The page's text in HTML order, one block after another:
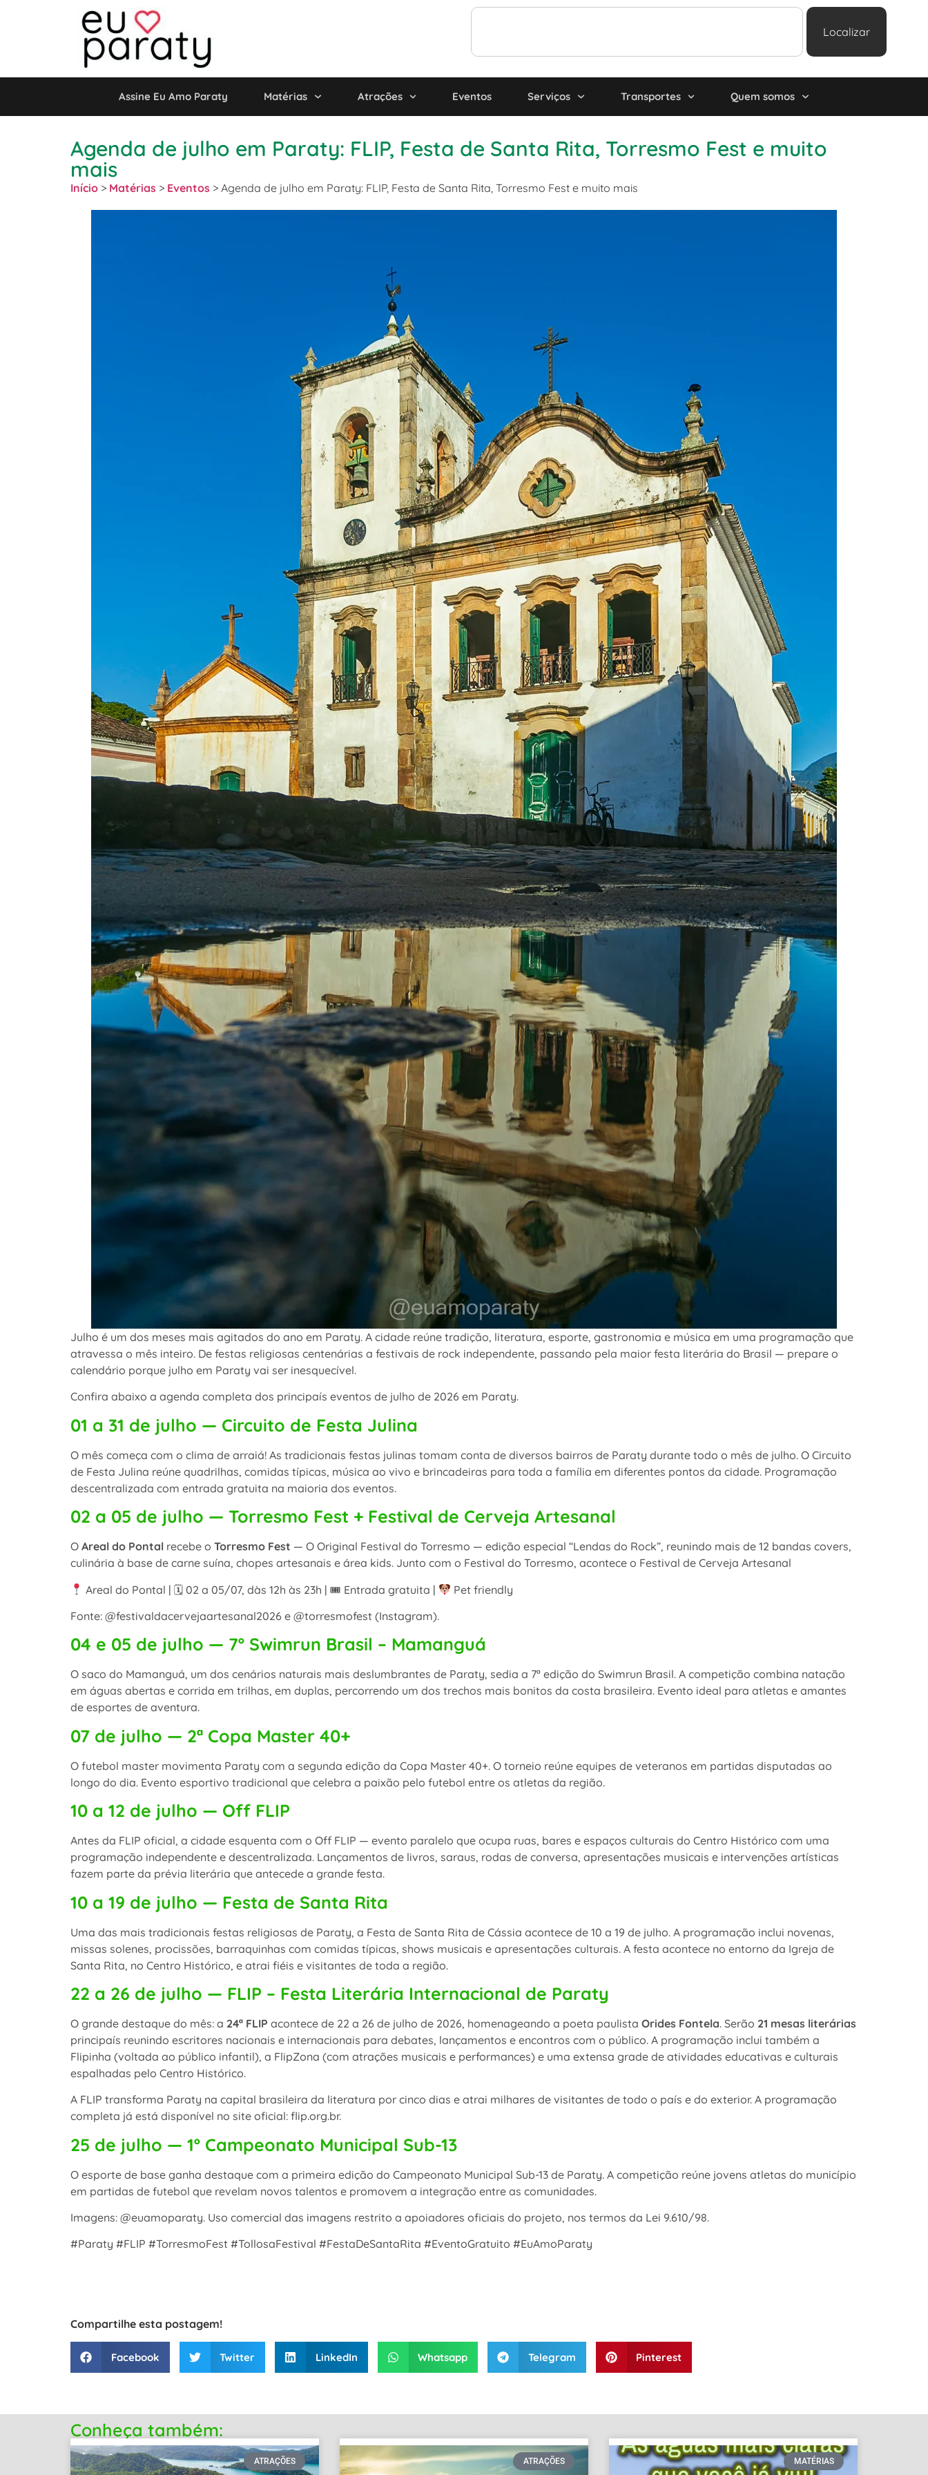
Localizar
Assine Eu Amo Paraty Matérias Atrações Eventos Serviços Transportes Quem somos
Agenda de julho em Paraty: FLIP, Festa de Santa Rita, Torresmo Fest e muito
mais
Início > Matérias > Eventos > Agenda de julho em Paraty: FLIP, Festa de Santa Rita, Torresmo Fest e muito mais
Julho é um dos meses mais agitados do ano em Paraty. A cidade reúne tradição, literatura, esporte, gastronomia e música em uma programação que
atravessa o mês inteiro. De festas religiosas centenárias a festivais de rock independente, passando pela maior festa literária do Brasil — prepare o
calendário porque julho em Paraty vai ser inesquecível.
Confira abaixo a agenda completa dos principaís eventos de julho de 2026 em Paraty.
01 a 31 de julho — Circuito de Festa Julina
O mês começa com o clima de arraiá! As tradicionais festas julinas tomam conta de diversos bairros de Paraty durante todo o mês de julho. O Circuito
de Festa Julina reúne quadrilhas, comidas típicas, música ao vivo e brincadeiras para toda a família em diferentes pontos da cidade. Programação
descentralizada com entrada gratuita na maioria dos eventos.
02 a 05 de julho — Torresmo Fest + Festival de Cerveja Artesanal
O Areal do Pontal recebe o Torresmo Fest — O Original Festival do Torresmo — edição especial “Lendas do Rock”, reunindo mais de 12 bandas covers,
culinária à base de carne suína, chopes artesanais e área kids. Junto com o Festival do Torresmo, acontece o Festival de Cerveja Artesanal
Areal do Pontal | 🗓 02 a 05/07, dàs 12h às 23h | 🎟 Entrada gratuita |
Pet friendly
Fonte: @festivaldacervejaartesanal2026 e @torresmofest (Instagram).
04 e 05 de julho — 7º Swimrun Brasil – Mamanguá
O saco do Mamanguá, um dos cenários naturais mais deslumbrantes de Paraty, sedia a 7ª edição do Swimrun Brasil. A competição combina natação
em águas abertas e corrida em trilhas, em duplas, percorrendo um dos trechos mais bonitos da costa brasileira. Evento ideal para atletas e amantes
de esportes de aventura.
07 de julho — 2ª Copa Master 40+
O futebol master movimenta Paraty com a segunda edição da Copa Master 40+. O torneio reúne equipes de veteranos em partidas disputadas ao
longo do dia. Evento esportivo tradicional que celebra a paixão pelo futebol entre os atletas da região.
10 a 12 de julho — Off FLIP
Antes da FLIP oficial, a cidade esquenta com o Off FLIP — evento paralelo que ocupa ruas, bares e espaços culturais do Centro Histórico com uma
programação independente e descentralizada. Lançamentos de livros, saraus, rodas de conversa, apresentações musicais e intervenções artísticas
fazem parte da prévia literária que antecede a grande festa.
10 a 19 de julho — Festa de Santa Rita
Uma das mais tradicionais festas religiosas de Paraty, a Festa de Santa Rita de Cássia acontece de 10 a 19 de julho. A programação inclui novenas,
missas solenes, procissões, barraquinhas com comidas típicas, shows musicais e apresentações culturais. A festa acontece no entorno da Igreja de
Santa Rita, no Centro Histórico, e atrai fiéis e visitantes de toda a região.
22 a 26 de julho — FLIP – Festa Literária Internacional de Paraty
O grande destaque do mês: a 24ª FLIP acontece de 22 a 26 de julho de 2026, homenageando a poeta paulista Orides Fontela. Serão 21 mesas literárias
principaís reunindo escritores nacionais e internacionais para debates, lançamentos e encontros com o público. A programação inclui também a
Flipinha (voltada ao público infantil), a FlipZona (com atrações musicais e performances) e uma extensa grade de atividades educativas e culturais
espalhadas pelo Centro Histórico.
A FLIP transforma Paraty na capital brasileira da literatura por cinco dias e atrai milhares de visitantes de todo o país e do exterior. A programação
completa já está disponível no site oficial: flip.org.br.
25 de julho — 1º Campeonato Municipal Sub-13
O esporte de base ganha destaque com a primeira edição do Campeonato Municipal Sub-13 de Paraty. A competição reúne jovens atletas do município
em partidas de futebol que revelam novos talentos e promovem a integração entre as comunidades.
Imagens: @euamoparaty. Uso comercial das imagens restrito a apoiadores oficiais do projeto, nos termos da Lei 9.610/98.
#Paraty #FLIP #TorresmoFest #TollosaFestival #FestaDeSantaRita #EventoGratuito #EuAmoParaty
Compartilhe esta postagem!
Facebook Twitter LinkedIn Whatsapp Telegram Pinterest
Conheça também:
ATRAÇÕES ATRAÇÕES MATÉRIAS